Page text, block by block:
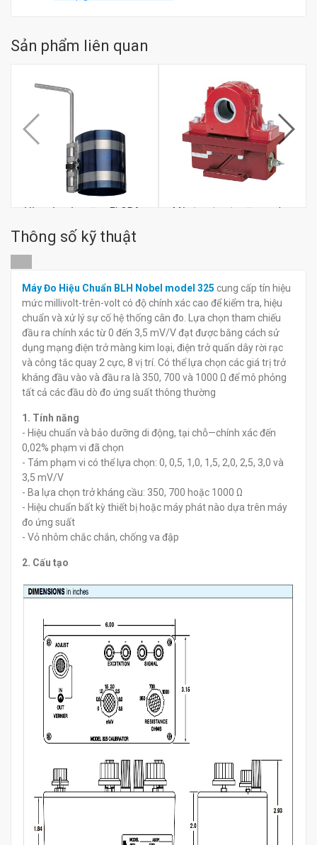
Sản phẩm liên quan
Vòng ép xéc măng ELORA
0đ
Mô-đun đo sức căng web
0 đ
Thông số kỹ thuật
Máy Đo Hiệu Chuẩn BLH Nobel model 325 cung cấp tín hiệu
mức millivolt-trên-volt có độ chính xác cao để kiểm tra, hiệu
chuẩn và xử lý sự cố hệ thống cân đo. Lựa chọn tham chiếu
đầu ra chính xác từ 0 đến 3,5 mV/V đạt được bằng cách sử
dụng mạng điện trở màng kim loại, điện trở quấn dây rời rạc
và công tắc quay 2 cực, 8 vị trí. Có thể lựa chọn các giá trị trở
kháng đầu vào và đầu ra là 350, 700 và 1000 Ω để mô phỏng
tất cả các đầu dò đo ứng suất thông thường
1. Tính năng
- Hiệu chuẩn và bảo dưỡng di động, tại chỗ—chính xác đến
0,02% phạm vi đã chọn
- Tám phạm vi có thể lựa chọn: 0, 0,5, 1,0, 1,5, 2,0, 2,5, 3,0 và
3,5 mV/V
- Ba lựa chọn trở kháng cầu: 350, 700 hoặc 1000 Ω
- Hiệu chuẩn bất kỳ thiết bị hoặc máy phát nào dựa trên máy
đo ứng suất
- Vỏ nhôm chắc chắn, chống va đập
2. Cấu tạo